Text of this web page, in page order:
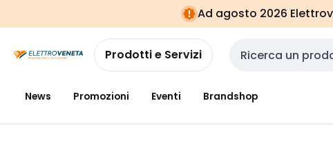
navigazionealla
pagina
Ad agosto 2026
Prodotti e Servizi Cerca input
News Promozioni Eventi Brandshop